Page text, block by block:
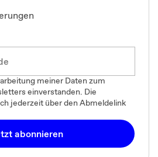
meiner Daten zum
einverstanden. Die
jederzeit über den Abmeldelink
abonnieren